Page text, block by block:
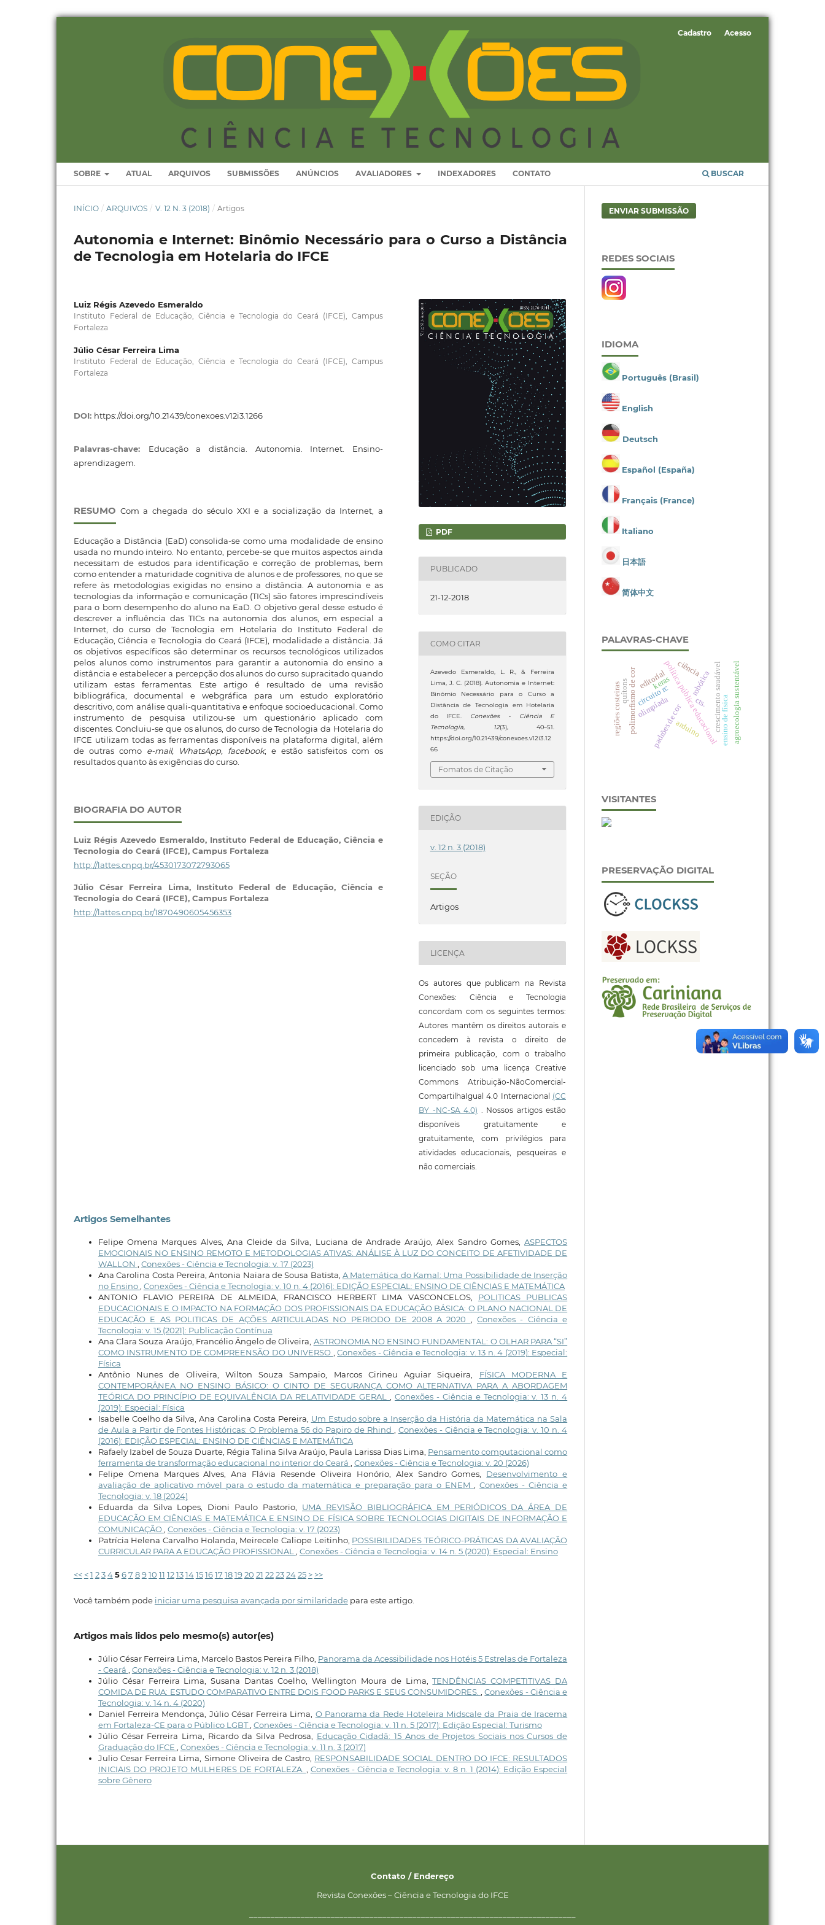
SOBRE ATUAL ARQUIVOS SUBMISSÕES ANÚNCIOS AVALIADORES INDEXADORES CONTATO BUSCAR
Cadastro Acesso
INÍCIO / ARQUIVOS / V. 12 N. 3 (2018) / Artigos
Autonomia e Internet: Binômio Necessário para o Curso a Distância
de Tecnologia em Hotelaria do IFCE
Luiz Régis Azevedo Esmeraldo
Instituto Federal de Educação, Ciência e Tecnologia do Ceará (IFCE), Campus
Fortaleza
Júlio César Ferreira Lima
Instituto Federal de Educação, Ciência e Tecnologia do Ceará (IFCE), Campus
Fortaleza
DOI: https://doi.org/10.21439/conexoes.v12i3.1266
Palavras-chave: Educação a distância. Autonomia. Internet. Ensino-
aprendizagem.
RESUMO Com a chegada do século XXI e a socialização da Internet, a
Educação a Distância (EaD) consolida-se como uma modalidade de ensino
usada no mundo inteiro. No entanto, percebe-se que muitos aspectos ainda
necessitam de estudos para identificação e correção de problemas, bem
como entender a maturidade cognitiva de alunos e de professores, no que se
refere às metodologias exigidas no ensino a distância. A autonomia e as
tecnologias da informação e comunicação (TICs) são fatores imprescindíveis
para o bom desempenho do aluno na EaD. O objetivo geral desse estudo é
descrever a influência das TICs na autonomia dos alunos, em especial a
Internet, do curso de Tecnologia em Hotelaria do Instituto Federal de
Educação, Ciência e Tecnologia do Ceará (IFCE), modalidade a distância. Já
os objetivos específicos são determinar os recursos tecnológicos utilizados
pelos alunos como instrumentos para garantir a autonomia do ensino a
distância e estabelecer a percepção dos alunos do curso supracitado quando
utilizam estas ferramentas. Este artigo é resultado de uma revisão
bibliográfica, documental e webgráfica para um estudo exploratório
descritivo, com análise quali-quantitativa e enfoque socioeducacional. Como
instrumento de pesquisa utilizou-se um questionário aplicado com
discentes. Concluiu-se que os alunos, do curso de Tecnologia da Hotelaria do
IFCE utilizam todas as ferramentas disponíveis na plataforma digital, além
de outras como e-mail, WhatsApp, facebook; e estão satisfeitos com os
resultados quanto às exigências do curso.
BIOGRAFIA DO AUTOR
Luiz Régis Azevedo Esmeraldo, Instituto Federal de Educação, Ciência e
Tecnologia do Ceará (IFCE), Campus Fortaleza
http://lattes.cnpq.br/4530173072793065
Júlio César Ferreira Lima, Instituto Federal de Educação, Ciência e
Tecnologia do Ceará (IFCE), Campus Fortaleza
http://lattes.cnpq.br/1870490605456353
PDF
PUBLICADO
21-12-2018
COMO CITAR
Azevedo Esmeraldo, L. R., & Ferreira
Lima, J. C. (2018). Autonomia e Internet:
Binômio Necessário para o Curso a
Distância de Tecnologia em Hotelaria
do IFCE. Conexões - Ciência E
Tecnologia, 12(3), 40–51.
https://doi.org/10.21439/conexoes.v12i3.12
66
Fomatos de Citação
EDIÇÃO
v. 12 n. 3 (2018)
SEÇÃO
Artigos
LICENÇA
Os autores que publicam na Revista
Conexões: Ciência e Tecnologia
concordam com os seguintes termos:
Autores mantêm os direitos autorais e
concedem à revista o direito de
primeira publicação, com o trabalho
licenciado sob uma licença Creative
Commons Atribuição-NãoComercial-
CompartilhaIgual 4.0 Internacional (CC
BY -NC-SA 4.0) . Nossos artigos estão
disponíveis gratuitamente e
gratuitamente, com privilégios para
atividades educacionais, pesqueiras e
não comerciais.
Artigos Semelhantes
Felipe Omena Marques Alves, Ana Cleide da Silva, Luciana de Andrade Araújo, Alex Sandro Gomes,ASPECTOS
EMOCIONAIS NO ENSINO REMOTO E METODOLOGIAS ATIVAS: ANÁLISE À LUZ DO CONCEITO DE AFETIVIDADE DE
WALLON
Conexões - Ciência e Tecnologia: v. 17 (2023)
Ana Carolina Costa Pereira, Antonia Naiara de Sousa Batista, A Matemática do Kamal: Uma Possibilidade de Inserção
no Ensino Conexões - Ciência e Tecnologia: v. 10 n. 4 (2016): EDIÇÃO ESPECIAL: ENSINO DE CIÊNCIAS E MATEMÁTICA
ANTONIO FLAVIO PEREIRA DE ALMEIDA, FRANCISCO HERBERT LIMA VASCONCELOS, POLITICAS PUBLICAS
EDUCACIONAIS E O IMPACTO NA FORMAÇÃO DOS PROFISSIONAIS DA EDUCAÇÃO BÁSICA: O PLANO NACIONAL DE
EDUCAÇÃO E AS POLITICAS DE AÇÕES ARTICULADAS NO PERIODO DE 2008 A 2020
,Conexões - Ciência e
Tecnologia: v. 15 (2021): Publicação Contínua
Ana Clara Souza Araújo, Francélio Ângelo de Oliveira, ASTRONOMIA NO ENSINO FUNDAMENTAL: O OLHAR PARA “SI”
COMO INSTRUMENTO DE COMPREENSÃO DO UNIVERSO
,Conexões - Ciência e Tecnologia: v. 13 n. 4 (2019): Especial:
Física
Antônio Nunes de Oliveira, Wilton Souza Sampaio, Marcos Cirineu Aguiar Siqueira, FÍSICA MODERNA E
CONTEMPORÂNEA NO ENSINO BÁSICO: O CINTO DE SEGURANÇA COMO ALTERNATIVA PARA A ABORDAGEM
TEÓRICA DO PRINCÍPIO DE EQUIVALÊNCIA DA RELATIVIDADE GERAL
Conexões - Ciência e Tecnologia: v. 13 n. 4
(2019): Especial: Física
Isabelle Coelho da Silva, Ana Carolina Costa Pereira, Um Estudo sobre a Inserção da História da Matemática na Sala
de Aula a Partir de Fontes Históricas: O Problema 56 do Papiro de Rhind
Conexões - Ciência e Tecnologia: v. 10 n. 4
(2016): EDIÇÃO ESPECIAL: ENSINO DE CIÊNCIAS E MATEMÁTICA
Rafaely Izabel de Souza Duarte, Régia Talina Silva Araújo, Paula Larissa Dias Lima, Pensamento computacional como
ferramenta de transformação educacional no interior do Ceará
Conexões - Ciência e Tecnologia: v. 20 (2026)
Felipe Omena Marques Alves, Ana Flávia Resende Oliveira Honório, Alex Sandro Gomes, Desenvolvimento e
avaliação de aplicativo móvel para o estudo da matemática e preparação para o ENEM
Conexões - Ciência e
Tecnologia: v. 18 (2024)
Eduarda da Silva Lopes, Dioni Paulo Pastorio, UMA REVISÃO BIBLIOGRÁFICA EM PERIÓDICOS DA ÁREA DE
EDUCAÇÃO EM CIÊNCIAS E MATEMÁTICA E ENSINO DE FÍSICA SOBRE TECNOLOGIAS DIGITAIS DE INFORMAÇÃO E
COMUNICAÇÃO Conexões - Ciência e Tecnologia: v. 17 (2023)
Patrícia Helena Carvalho Holanda, Meirecele Caliope Leitinho, POSSIBILIDADES TEÓRICO-PRÁTICAS DA AVALIAÇÃO
CURRICULAR PARA A EDUCAÇÃO PROFISSIONAL
Conexões - Ciência e Tecnologia: v. 14 n. 5 (2020): Especial: Ensino
<< <1 234567 8910 11 121314151617 181920 21 22232425 > >>
Você também pode iniciar uma pesquisa avançada por similaridadepara este artigo.
Artigos mais lidos pelo mesmo(s) autor(es)
Júlio César Ferreira Lima, Marcelo Bastos Pereira Filho, Panorama da Acessibilidade nos Hotéis 5 Estrelas de Fortaleza
- Ceará
Conexões - Ciência e Tecnologia: v. 12 n. 3 (2018)
Júlio César Ferreira Lima, Susana Dantas Coelho, Wellington Moura de Lima,TENDÊNCIAS COMPETITIVAS DA
COMIDA DE RUA: ESTUDO COMPARATIVO ENTRE DOIS FOOD PARKS E SEUS CONSUMIDORES.
,Conexões - Ciência e
Tecnologia: v. 14 n. 4 (2020)
Daniel Ferreira Mendonça, Júlio César Ferreira Lima, O Panorama da Rede Hoteleira Midscale da Praia de Iracema
em Fortaleza-CE para o Público LGBT Conexões - Ciência e Tecnologia: v. 11 n. 5 (2017): Edição Especial: Turismo
Júlio César Ferreira Lima, Ricardo da Silva Pedrosa, Educação Cidadã: 15 Anos de Projetos Sociais nos Cursos de
Graduação do IFCE
Conexões - Ciência e Tecnologia: v. 11 n. 3 (2017)
Julio Cesar Ferreira Lima, Simone Oliveira de Castro, RESPONSABILIDADE SOCIAL DENTRO DO IFCE: RESULTADOS
INICIAIS DO PROJETO MULHERES DE FORTALEZA.
Conexões - Ciência e Tecnologia: v. 8 n. 1 (2014): Edição Especial
sobre Gênero
ENVIAR SUBMISSÃO
REDES SOCIAIS
IDIOMA
Português (Brasil)
English
Deutsch
Español (España)
Français (France)
Italiano
日本語
简体中文
PALAVRAS-CHAVE
editorial
olimpíadapolítica pública educacional
padrões de cor
polimorfismo de cor
quítons
regiões costeiras robótica
keras crescimento saudável
cts. ensino de física
ciência agroecologia sustentável
arduino
circuito rc
VISITANTES
PRESERVAÇÃO DIGITAL
Contato / Endereço
Revista Conexões – Ciência e Tecnologia do IFCE